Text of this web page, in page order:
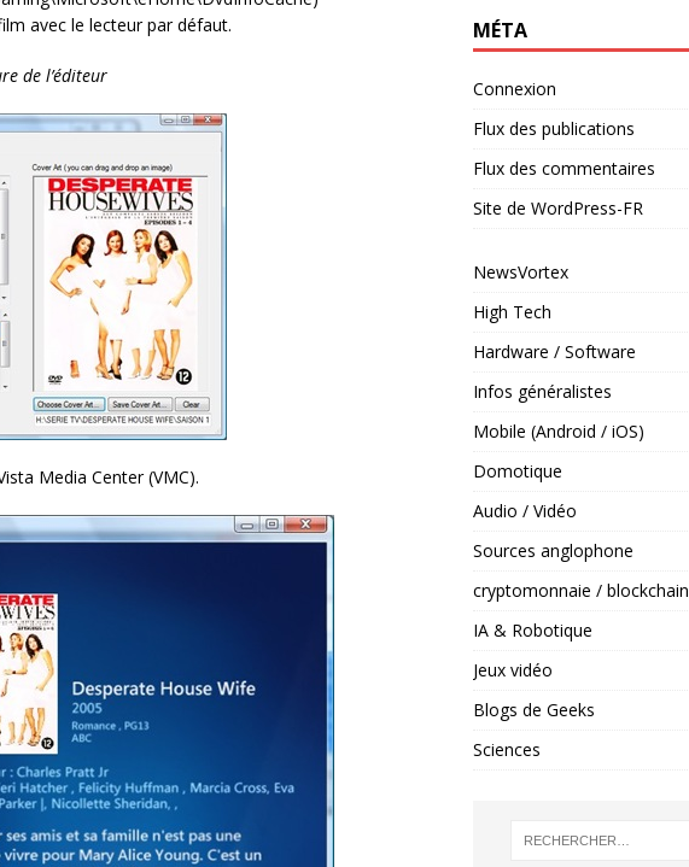
avec le lecteur par défaut.
de l’éditeur
Media Center (VMC).
MÉTA
Connexion
Flux des publications
Flux des commentaires
Site de WordPress-FR
NewsVortex
High Tech
Hardware / Software
Infos généralistes
Mobile (Android / iOS)
Domotique
Audio / Vidéo
Sources anglophone
cryptomonnaie / blockchain
IA & Robotique
Jeux vidéo
Blogs de Geeks
Sciences